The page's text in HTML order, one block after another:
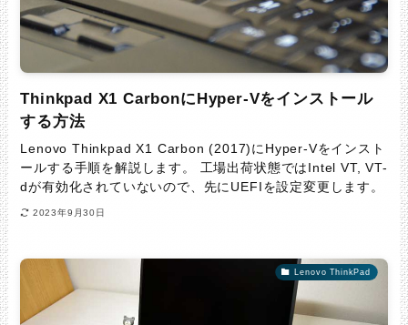
Thinkpad X1 CarbonにHyper-Vをインストール
する方法
Lenovo Thinkpad X1 Carbon (2017)にHyper-Vをインスト
ールする手順を解説します。 工場出荷状態ではIntel VT, VT-
dが有効化されていないので、先にUEFIを設定変更します。
2023年9月30日
Lenovo ThinkPad